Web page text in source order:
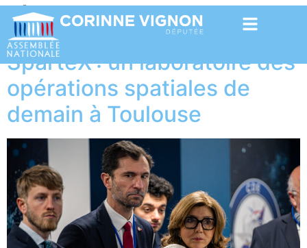
Étiquette :Spatial
SparteX : un laboratoire des
opérations spatiales de
demain à Toulouse